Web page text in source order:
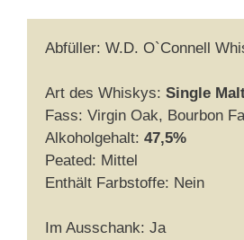
Abfüller: W.D. O`Connell
Art des Whiskys: Single
Fass: Virgin Oak, Bourbon
Alkoholgehalt: 47,5%
Peated: Mittel
Enthält Farbstoffe: Nein
Im Ausschank: Ja